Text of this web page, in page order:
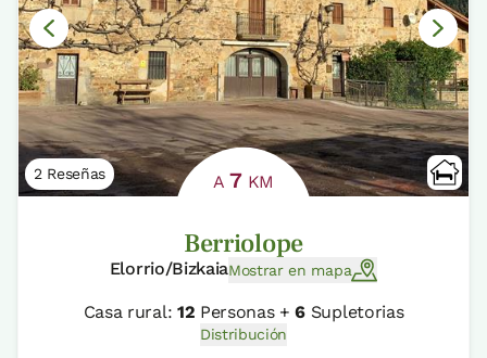
2 Reseñas A7 KM
Berriolope
Elorrio/BizkaiaMostrar en mapa
Casa rural: 12 Personas +6 Supletorias
Distribución